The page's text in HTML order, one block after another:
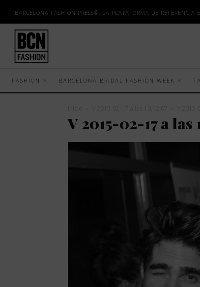
BARCELONA FASHION PRESS®, LA PLATAFORMA DE REFERENCIA
FASHION BARCELONA BRIDAL FASHION WEEK
V 2015-02-17 a las